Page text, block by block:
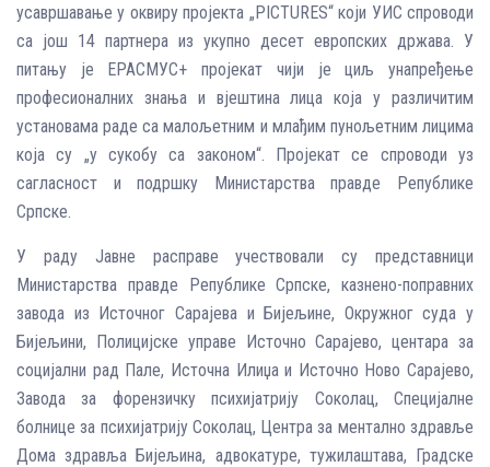
усавршавање у оквиру пројекта „PICTURES“ који УИС спроводи
са још 14 партнера из укупно десет европских држава. У
питању је ЕРАСМУС+ пројекат чији је циљ унапређење
професионалних знања и вјештина лица која у различитим
установама раде са малољетним и млађим пунољетним лицима
која су „у сукобу са законом“. Пројекат се спроводи уз
сагласност и подршку Министарства правде Републике
Српске.
У раду Јавне расправе учествовали су представници
Министарства правде Републике Српске, казнено-поправних
завода из Источног Сарајева и Бијељине, Окружног суда у
Бијељини, Полицијске управе Источно Сарајево, центара за
социјални рад Пале, Источна Илиџа и Источно Ново Сарајево,
Завода за форензичку психијатрију Соколац, Специјалне
болнице за психијатрију Соколац, Центра за ментално здравље
Дома здравља Бијељина, адвокатуре, тужилаштава, Градске